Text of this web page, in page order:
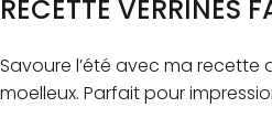
RECETTE VERRINES
Savoure l’été avec ma recette
moelleux. Parfait pour